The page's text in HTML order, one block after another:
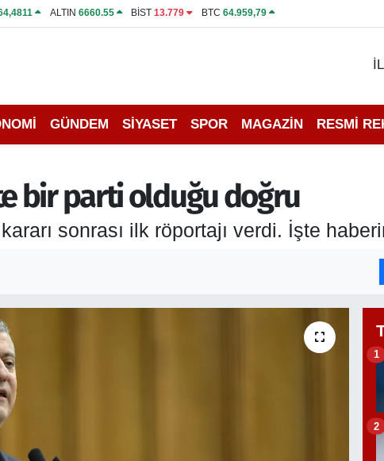
ALTIN 6660.55 BİST13.779 BTC 64.959,79
GÜNDEM SİYASET SPOR MAGAZİN RESMİ
bir parti olduğu doğru
sonrası ilk röportajı verdi. İşte
1
2